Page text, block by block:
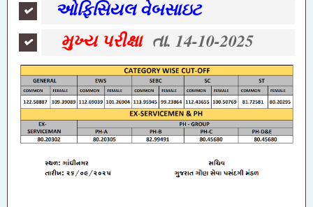
ઓફિસિયલ વેબસાઇટ
મુખ્ય પરીક્ષા તા. 14-10-2025